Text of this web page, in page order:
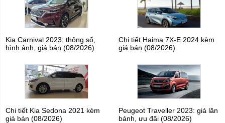
Kia Carnival 2023: thông số,
hình ảnh, giá bán (08/2026)
Chi tiết Haima 7X-E 2024 kèm
giá bán (08/2026)
Chi tiết Kia Sedona 2021 kèm
giá bán (08/2026)
Peugeot Traveller 2023: giá lăn
bánh, ưu đãi (08/2026)